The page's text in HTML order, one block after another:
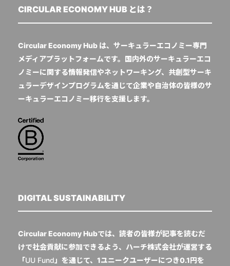
CIRCULAR ECONOMY HUB とは？
Circular Economy Hub は、サーキュラーエコノミー専門
メディアプラットフォームです。国内外のサーキュラーエコ
ノミーに関する情報発信やネットワーキング、共創型サーキ
ュラーデザインプログラムを通じて企業や自治体の皆様のサ
ーキュラーエコノミー移行を支援します。
DIGITAL SUSTAINABILITY
Circular Economy Hubでは、読者の皆様が記事を読むだ
けで社会貢献に参加できるよう、ハーチ株式会社が運営する
「UU Fund 」を通じて、1ユニークユーザーにつき0.1円を